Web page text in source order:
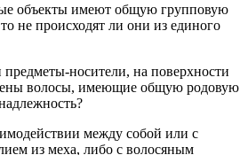
объекты имеют общую групповую
не происходят ли они из единого
носители, на поверхности
волосы, имеющие общую родовую
между собой или с
из меха, либо с волосяным